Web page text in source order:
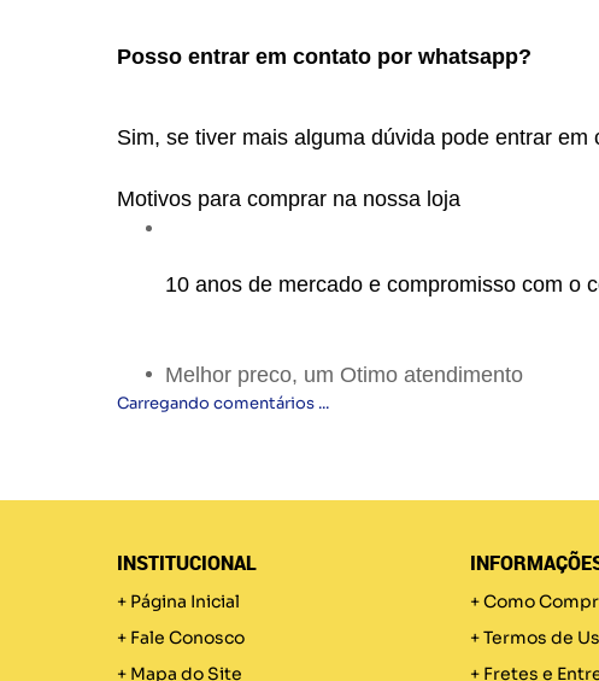
Posso entrar em contato por whatsapp?
Sim, se tiver mais alguma dúvida pode entrar
Motivos para comprar na nossa loja
10 anos de mercado e compromisso com o
Melhor preco, um Otimo atendimento
Carregando comentários ...
INSTITUCIONAL
Página Inicial
Fale Conosco
Mapa do Site
Como
Termos de
Fretes e